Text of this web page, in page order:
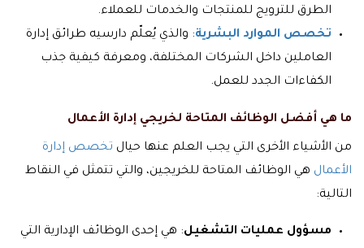
الطرق للترويج للمنتجات والخدمات للعملاء.
تخصص الموارد البشرية: والذي يُعلّم دارسيه طرائق إدارة
العاملين داخل الشركات المختلفة، ومعرفة كيفية جذب
الكفاءات الجدد للعمل.
ما هي أفضل الوظائف المتاحة لخريجي إدارة الأعمال
من الأشياء الأخرى التي يجب العلم عنها حيال تخصص إدارة
الأعمال هي الوظائف المتاحة للخريجين، والتي تتمثل في النقاط
التالية:
مسؤول عمليات التشغيل: هي إحدى الوظائف الإدارية التي